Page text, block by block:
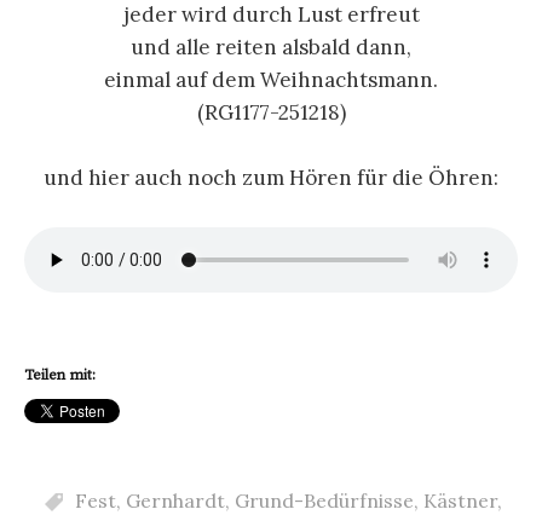
jeder wird durch Lust erfreut
und alle reiten alsbald dann,
einmal auf dem Weihnachtsmann.
(RG1177-251218)
und hier auch noch zum Hören für die Öhren:
Teilen mit:
Fest, Gernhardt, Grund-Bedürfnisse, Kästner,